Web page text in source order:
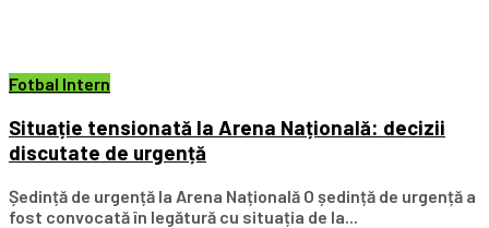
Fotbal Intern
Situație tensionată la Arena Națională: decizii
discutate de urgență
Ședință de urgență la Arena Națională O ședință de urgență a
fost convocată în legătură cu situația de la...